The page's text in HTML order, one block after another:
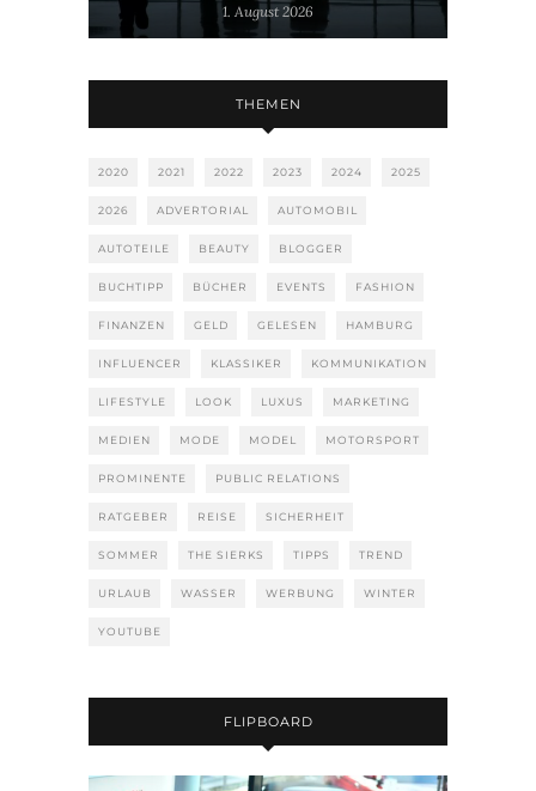
1. August 2026
THEMEN
2020 2021 2022 2023 2024 2025
2026 ADVERTORIAL AUTOMOBIL
AUTOTEILE BEAUTY BLOGGER
BUCHTIPP BÜCHER EVENTS FASHION
FINANZEN GELD GELESEN HAMBURG
INFLUENCER KLASSIKER KOMMUNIKATION
LIFESTYLE LOOK LUXUS MARKETING
MEDIEN MODE MODEL MOTORSPORT
PROMINENTE PUBLIC RELATIONS
RATGEBER REISE SICHERHEIT
SOMMER THE SIERKS TIPPS TREND
URLAUB WASSER WERBUNG WINTER
YOUTUBE
FLIPBOARD